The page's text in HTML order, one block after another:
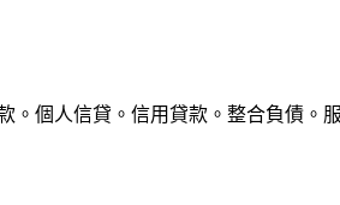
個人信貸。信用貸款。整合負債。